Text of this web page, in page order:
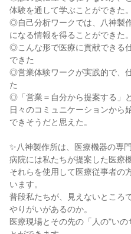
体験を通して学ぶことができた。
◎自己分析ワークでは、八神製
になる情報を得ることができた。
◎こんな形で医療に貢献できる
できた
◎営業体験ワークが実践的で、
た
◎「営業＝自分から提案する」
日々のコミュニケーションから
できそうだと思えた。
✨八神製作所は、医療機器の専
病院には私たちが提案した医療
それらを使用して医療従事者の
います。
普段私たちが、見えないところ
やりがいがあるのか。
医療現場とその先の「人の"い